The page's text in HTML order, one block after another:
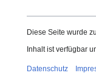
Diese Seite wurde
Inhalt ist verfügbar
Datenschutz